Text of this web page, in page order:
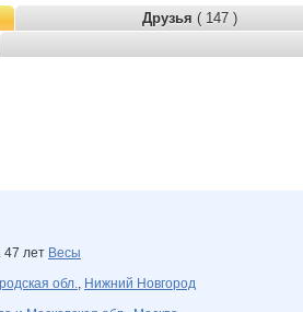
Друзья ( 147 )
47 лет Весы
обл., Нижний Новгород